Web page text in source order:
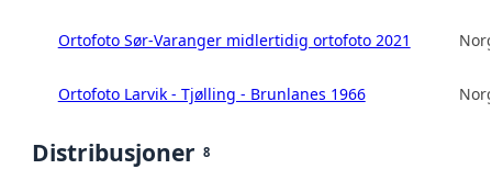
Ortofoto Sør-Varanger midlertidig ortofoto 2021
Ortofoto Larvik - Tjølling - Brunlanes 1966
Distribusjoner 8